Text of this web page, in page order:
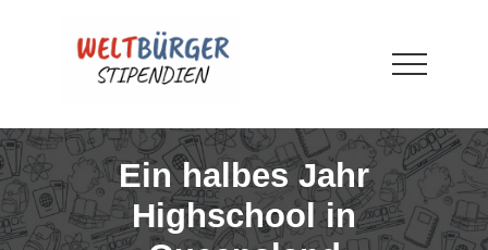
Stipendien
Menu
Ein halbes Jahr
Highschool in